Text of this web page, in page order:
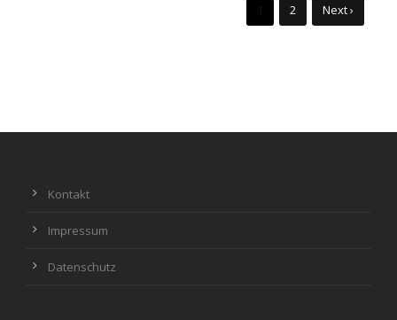
2 Next ›
Kontakt
Impressum
Datenschutz